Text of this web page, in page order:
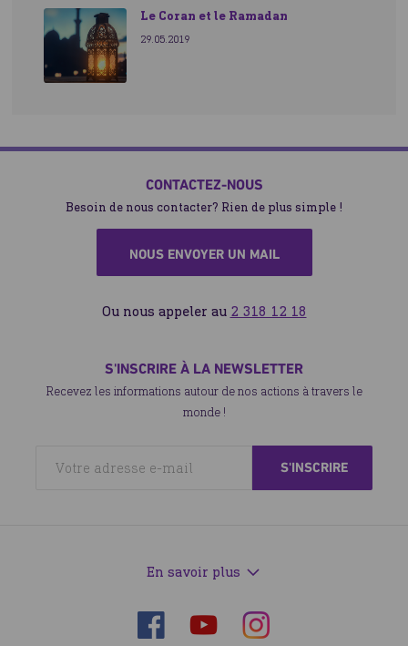
Le Coran et le Ramadan
29.05.2019
CONTACTEZ-NOUS
Besoin de nous contacter? Rien de plus simple !
NOUS ENVOYER UN MAIL
Ou nous appeler au 2 318 12 18
S'INSCRIRE À LA NEWSLETTER
Recevez les informations autour de nos actions à travers le
monde !
En savoir plus
Suivez-
nous
Suivez-
Suivez-
nous